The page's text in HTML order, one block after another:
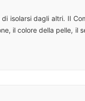
isolarsi dagli altri. Il
il colore della pelle, il